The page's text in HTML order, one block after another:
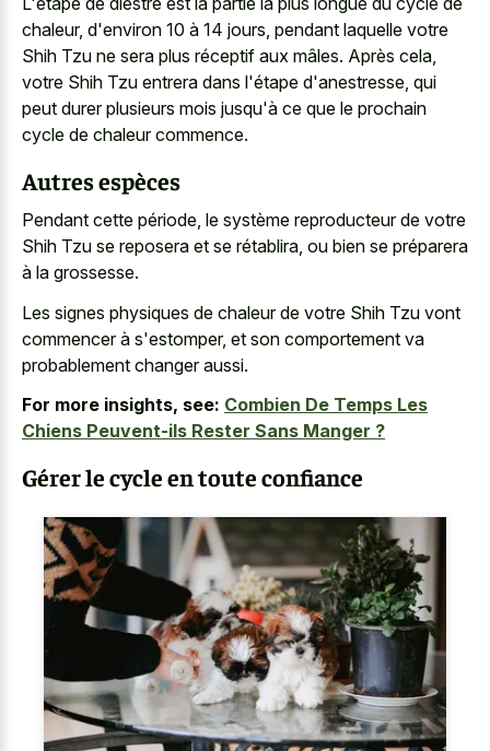
chaleur, d'environ 10 à 14 jours, pendant laquelle votre
Shih Tzu ne sera plus réceptif aux mâles. Après cela,
votre Shih Tzu entrera dans l'étape d'anestresse, qui
peut durer plusieurs mois jusqu'à ce que le prochain
cycle de chaleur commence.
Autres espèces
Pendant cette période, le système reproducteur de votre
Shih Tzu se reposera et se rétablira, ou bien se préparera
à la grossesse.
Les signes physiques de chaleur de votre Shih Tzu vont
commencer à s'estomper, et son comportement va
probablement changer aussi.
For more insights, see: Combien De Temps Les
Chiens Peuvent-ils Rester Sans Manger ?
Gérer le cycle en toute confiance